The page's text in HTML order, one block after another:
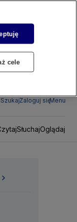
SzukajZaloguj sięMenu
SłuchajOglądaj
cele